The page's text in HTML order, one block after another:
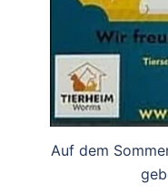
Auf dem